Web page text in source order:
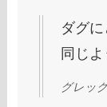
ダグ
同じ
グレッ